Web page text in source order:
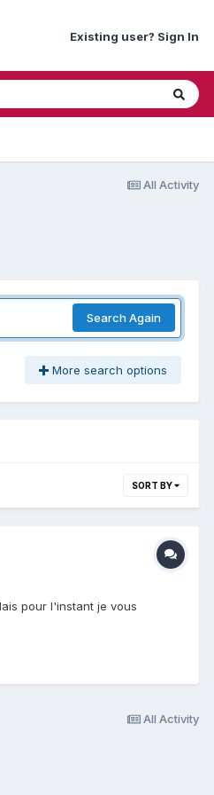
Existing user? Sign In
All Activity
Search Again
More search options
SORT BY
pour l'instant je vous
All Activity